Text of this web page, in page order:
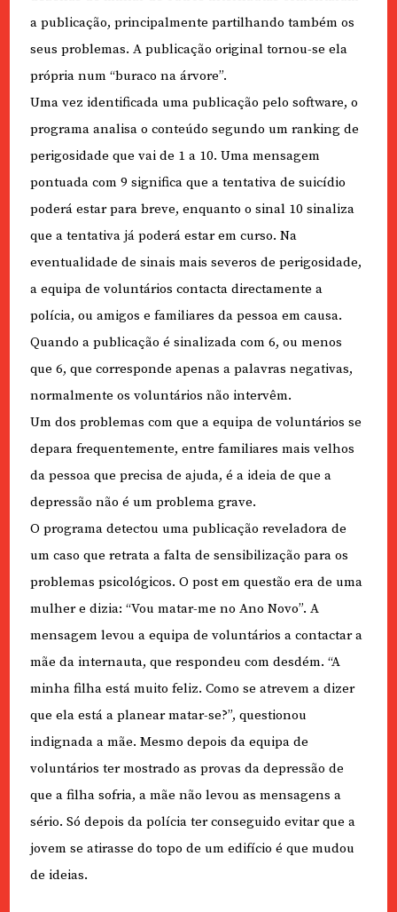
a publicação, principalmente partilhando também os
seus problemas. A publicação original tornou-se ela
própria num “buraco na árvore”.
Uma vez identificada uma publicação pelo software, o
programa analisa o conteúdo segundo um ranking de
perigosidade que vai de 1 a 10. Uma mensagem
pontuada com 9 significa que a tentativa de suicídio
poderá estar para breve, enquanto o sinal 10 sinaliza
que a tentativa já poderá estar em curso. Na
eventualidade de sinais mais severos de perigosidade,
a equipa de voluntários contacta directamente a
polícia, ou amigos e familiares da pessoa em causa.
Quando a publicação é sinalizada com 6, ou menos
que 6, que corresponde apenas a palavras negativas,
normalmente os voluntários não intervêm.
Um dos problemas com que a equipa de voluntários se
depara frequentemente, entre familiares mais velhos
da pessoa que precisa de ajuda, é a ideia de que a
depressão não é um problema grave.
O programa detectou uma publicação reveladora de
um caso que retrata a falta de sensibilização para os
problemas psicológicos. O post em questão era de uma
mulher e dizia: “Vou matar-me no Ano Novo”. A
mensagem levou a equipa de voluntários a contactar a
mãe da internauta, que respondeu com desdém. “A
minha filha está muito feliz. Como se atrevem a dizer
que ela está a planear matar-se?”, questionou
indignada a mãe. Mesmo depois da equipa de
voluntários ter mostrado as provas da depressão de
que a filha sofria, a mãe não levou as mensagens a
sério. Só depois da polícia ter conseguido evitar que a
jovem se atirasse do topo de um edifício é que mudou
de ideias.